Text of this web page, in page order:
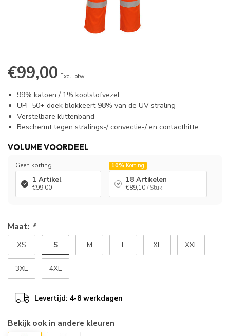
€99,00 Excl. btw
99% katoen / 1% koolstofvezel
UPF 50+ doek blokkeert 98% van de UV straling
Verstelbare klittenband
Beschermt tegen stralings-/ convectie-/ en contacthitte
VOLUME VOORDEEL
Geen korting
1 Artikel
€99,00
10% Korting
18 Artikelen
€89,10/ Stuk
Maat: *
XS S M L XL XXL
3XL 4XL
Levertijd: 4-8 werkdagen
Bekijk ook in andere kleuren